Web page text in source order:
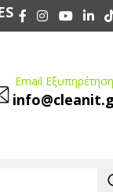
Email